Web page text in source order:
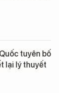
tuyên bố
lại lý thuyết